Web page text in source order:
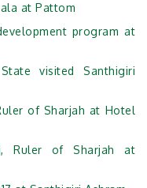
at Pattom
program at
visited Santhigiri
of Sharjah at Hotel
Ruler of Sharjah at